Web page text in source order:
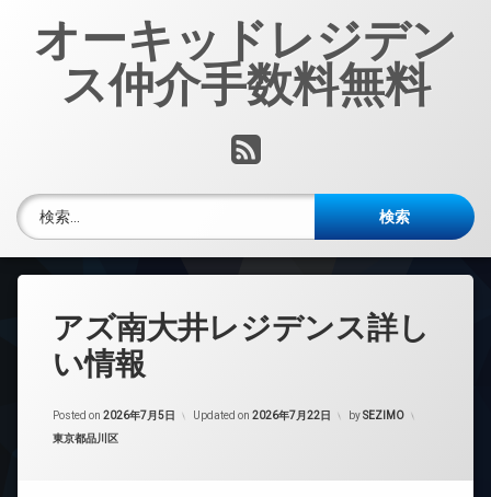
オーキッドレジデン
ス仲介手数料無料
RSS
検索:
アズ南大井レジデンス詳し
い情報
Posted on 2026年7月5日 Updated on 2026年7月22日 bySEZIMO
カテゴリー:
東京都品川区